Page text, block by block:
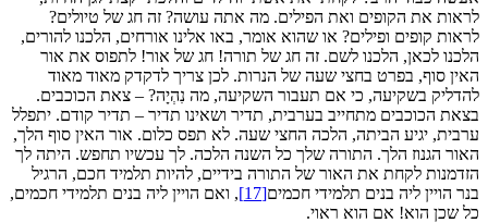
לראות את הקופים ואת הפילים. מה אתה עושה? זה חג של טיולים?
לראות קופים ופילים? או שהוא אומר, באו אלינו אורחים, הלכנו להורים,
הלכנו לכאן, הלכנו לשם. זה חג של תורה! חג של אור! לתפוס את אור
האין סוף, בפרט בחצי שעה של הנרות. לכן צריך לדקדק מאוד מאוד
להדליק בשקיעה, כי אם תעבור השקיעה, מה נִהְיָה? – צאת הכוכבים.
בצאת הכוכבים מתחייב בערבית, תדיר ושאינו תדיר – תדיר קודם. יתפלל
ערבית, יגיע הביתה, הלכה החצי שעה. לא תפס כלום. אור האין סוף הלך,
האור הגנוז הלך. התורה שלך כל השנה הלכה. לך עכשיו תחפש. היתה לך
הזדמנות לקחת את האור של התורה בידיים, להיות תלמיד חכם, הרגיל
בנר הויין ליה בנים תלמידי חכמים[17]
, ואם הויין ליה בנים תלמידי חכמים,
כל שכן הוא! אם הוא ראוי.